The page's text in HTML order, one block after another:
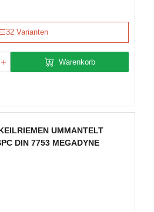
32 Varianten
Warenkorb
UMMANTELT
DIN 7753 MEGADYNE